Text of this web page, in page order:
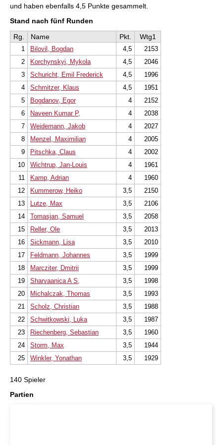
und haben ebenfalls 4,5 Punkte gesammelt.
Stand nach fünf Runden
Rg.
Name Pkt. Wtg1
1 Bilovil, Bogdan 4,5
2153
2
Korchynskyi, Mykola 4,5
2046
3
Schuricht, Emil Frederick 4,5
1996
4
Schmitzer, Klaus 4,5
1951
5
Bogdanov, Egor 4
2152
6
Naveen Kumar P, 4
2038
7
Weidemann, Jakob 4
2027
8
Menzel, Maximilian 4
2005
9
Pitschka, Claus 4
2002
10
Wichtrup, Jan-Louis 4
1961
11
Kamp, Adrian 4
1960
12
Kummerow, Heiko 3,5
2150
13
Lutze, Max 3,5
2106
14
Tomasjan, Samuel 3,5
2058
15
Reller, Ole 3,5
2013
16
Sickmann, Lisa 3,5
2010
17
Feldmann, Johannes 3,5
1999
18
Marcziter, Dmitrii 3,5
1999
19
Sharvaanica A S, 3,5
1998
20
Michalczak, Thomas 3,5
1993
21
Scholz, Christian 3,5
1988
22
Schwitkowski, Luka 3,5
1987
23
Riechenberg, Sebastian 3,5
1960
24
Storm, Max 3,5
1944
25
Winkler, Yonathan 3,5 1929
140 Spieler
Partien